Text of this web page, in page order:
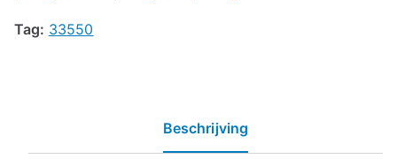
Tag: 33550
Beschrijving